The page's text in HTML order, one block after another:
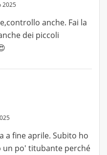
2025
anche. Fai la
dei piccoli
a fine aprile. Subito ho
un po' titubante perché